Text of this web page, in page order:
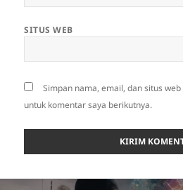
SITUS WEB
Simpan nama, email, dan situs
untuk komentar saya berikutnya.